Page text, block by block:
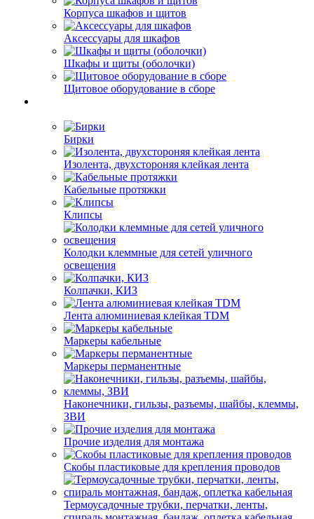
Корпуса шкафов и щитов
Аксессуары для шкафов
Шкафы и щиты (оболочки)
Щитовое оборудование в сборе
Бирки
Изолента, двухстороняя клейкая лента
Кабельные протяжки
Клипсы
Колодки клеммные для сетей уличного
освещения
Колпачки, КИЗ
Лента алюминиевая клейкая TDM
Маркеры кабельные
Маркеры перманентные
Наконечники, гильзы, разъемы, шайбы, клеммы,
ЗВИ
Прочие изделия для монтажа
Скобы пластиковые для крепления проводов
Термоусадочные трубки, перчатки, ленты,